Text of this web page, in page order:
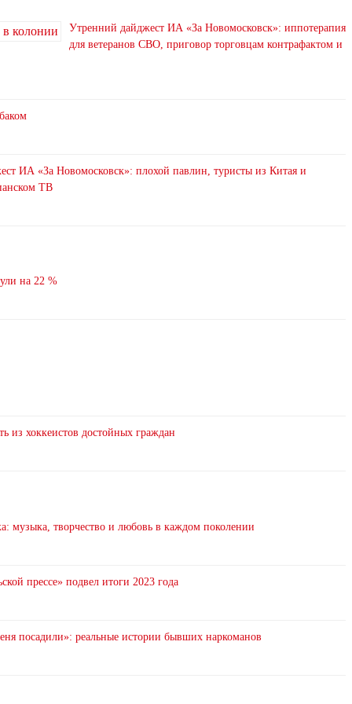
Утренний дайджест ИА «За Новомосковск»: иппотерапия
для ветеранов СВО, приговор торговцам контрафактом и
ИА «За Новомосковск»: плохой павлин, туристы из Китая и
ТВ
на 22 %
из хоккеистов достойных граждан
музыка, творчество и любовь в каждом поколении
прессе» подвел итоги 2023 года
посадили»: реальные истории бывших наркоманов